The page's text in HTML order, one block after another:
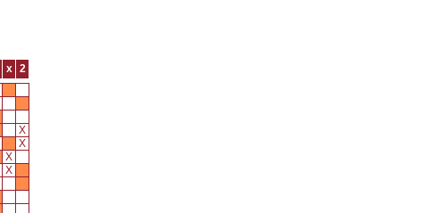
x
2
X
X
X
X